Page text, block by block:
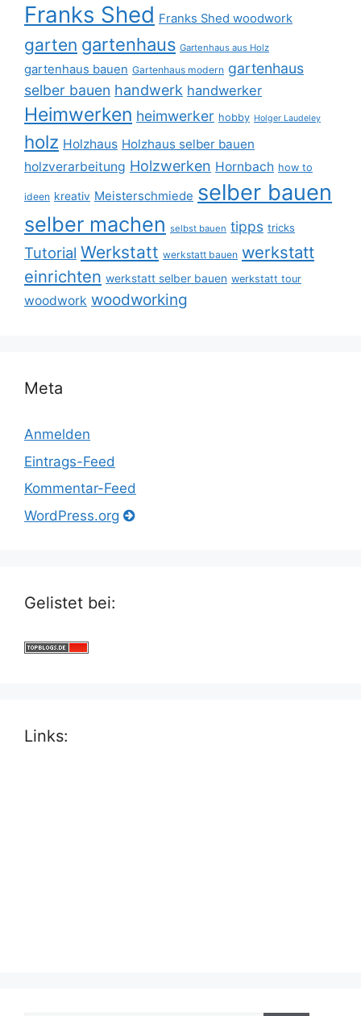
Franks Shed Franks Shed woodwork
garten gartenhaus Gartenhaus aus Holz
gartenhaus bauen Gartenhaus modern gartenhaus
selber bauen handwerk handwerker
Heimwerken heimwerker hobby Holger Laudeley
holz Holzhaus Holzhaus selber bauen
holzverarbeitung Holzwerken Hornbach how to
ideen kreativ Meisterschmiede selber bauen
selber machen selbst bauen tipps tricks
Tutorial Werkstatt werkstatt bauen werkstatt
einrichten werkstatt selber bauen werkstatt tour
woodwork woodworking
Meta
Anmelden
Eintrags-Feed
Kommentar-Feed
WordPress.org
Gelistet bei:
Links: